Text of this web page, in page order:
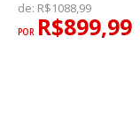
de: R$1088,99
POR R$899,99